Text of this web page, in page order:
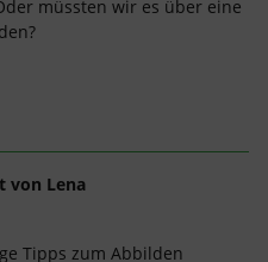
müssten wir es über eine
von Lena
Tipps zum Abbilden